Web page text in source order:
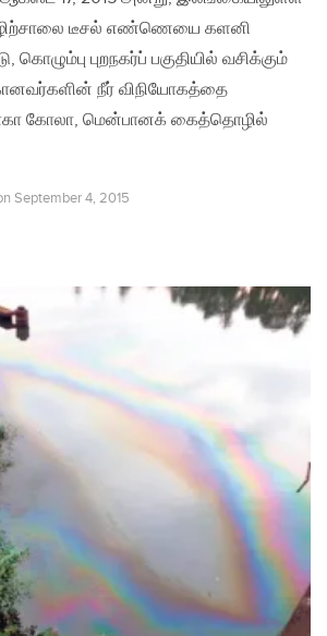
டீசல் எண்ணெயை களனி
கொழும்பு புறநகர்ப் பகுதியில் வசிக்கும்
நீர் விநியோகத்தை
கோலா, மென்பானக் கைத்தொழில்
September 4, 2015